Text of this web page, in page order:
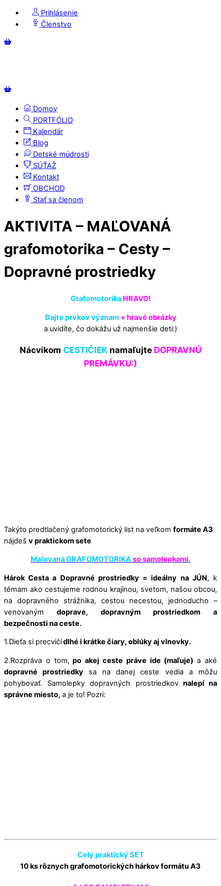
Skip
Prihlásenie
Členstvo
MenuKošík
Košík
Domov
PORTFÓLIO
Kalendár
Blog
Detské múdrosti
SÚŤAŽ
Kontakt
OBCHOD
Stať sa členom
Menu
Cart
AKTIVITA – MAĽOVANÁ
grafomotorika – Cesty –
Dopravné prostriedky
Grafomotorika HRAVO!
Dajte prvkov význam+ hravé obrázky
a uvidíte, čo dokážu už najmenšie deti:)
Nácvikom CESTIČIEK namaľujte DOPRAVNÚ
PREMÁVKU:)
Takýto predtlačený grafomotorický list na veľkom formáte A3
nájdeš v praktickom sete
Maľovaná GRAFOMOTORIKAso samolepkami.
Hárok Cesta a Dopravné prostriedky = ideálny na JÚN, k
témam ako cestujeme rodnou krajinou, svetom, našou obcou,
na dopravného strážnika, cestou necestou, jednoducho –
venovaným doprave, dopravným prostriedkom a
bezpečnosti na ceste.
1.Dieťa si precvičídlhé i krátke čiary, oblúky aj vlnovky.
2.Rozpráva o tom, po akej ceste práve ide (maľuje)a aké
dopravné prostriedky sa na danej ceste vedia a môžu
pohybovať. Samolepky dopravných prostriedkovnalepí na
správne miesto, a je to! Pozri:
Celý praktický SET
10 ks rôznych grafomotorických hárkov formátu A3